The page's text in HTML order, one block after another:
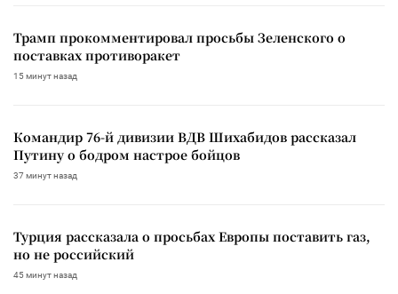
Трамп прокомментировал просьбы Зеленского о
поставках противоракет
15 минут назад
Командир 76-й дивизии ВДВ Шихабидов рассказал
Путину о бодром настрое бойцов
37 минут назад
Турция рассказала о просьбах Европы поставить газ,
но не российский
45 минут назад